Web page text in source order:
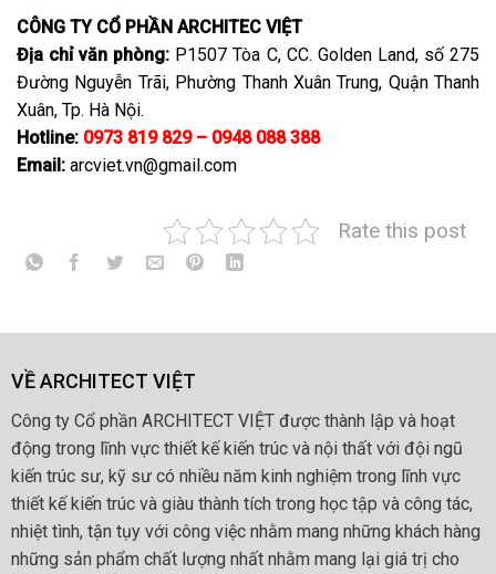
CÔNG TY CỔ PHẦN ARCHITEC VIỆT
Địa chỉ văn phòng: P1507 Tòa C, CC. Golden Land, số 275
Đường Nguyễn Trãi, Phường Thanh Xuân Trung, Quận Thanh
Xuân, Tp. Hà Nội.
Hotline: 0973 819 829 – 0948 088 388
Email: arcviet.vn@gmail.com
Rate this post
VỀ ARCHITECT VIỆT
Công ty Cổ phần ARCHITECT VIỆT được thành lập và hoạt
động trong lĩnh vực thiết kế kiến trúc và nội thất với đội ngũ
kiến trúc sư, kỹ sư có nhiều năm kinh nghiệm trong lĩnh vực
thiết kế kiến trúc và giàu thành tích trong học tập và công tác,
nhiệt tình, tận tụy với công việc nhằm mang những khách hàng
những sản phẩm chất lượng nhất nhằm mang lại giá trị cho